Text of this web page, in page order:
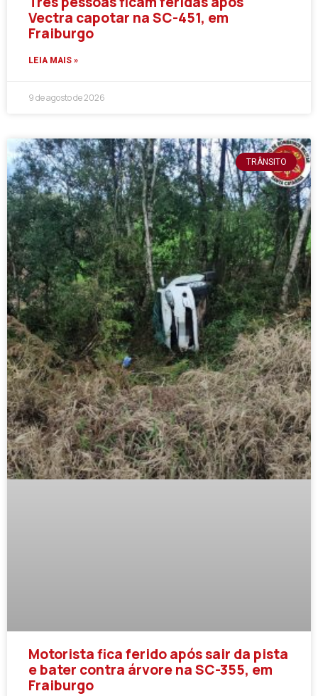
Vectra capotar na SC-451, em
Fraiburgo
LEIA MAIS »
9 de agosto de 2026
TRÂNSITO
Motorista fica ferido após sair da pista
e bater contra árvore na SC-355, em
Fraiburgo